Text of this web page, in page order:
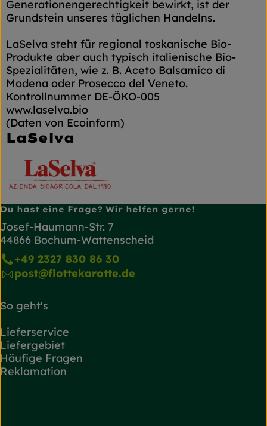
Generationengerechtigkeit bewirkt, ist der
Grundstein unseres täglichen Handelns.
LaSelva steht für regional toskanische Bio-
Produkte aber auch typisch italienische Bio-
Spezialitäten, wie z. B. Aceto Balsamico di
Modena oder Prosecco del Veneto.
Kontrollnummer DE-ÖKO-005
www.laselva.bio
(Daten von Ecoinform)
LaSelva
Du hast eine Frage? Wir helfen gerne!
Josef-Haumann-Str. 7
44866 Bochum-Wattenscheid
+49 2327 830 86 30
post@flottekarotte.de
So geht's
Lieferservice
Liefergebiet
Häufige Fragen
Reklamation